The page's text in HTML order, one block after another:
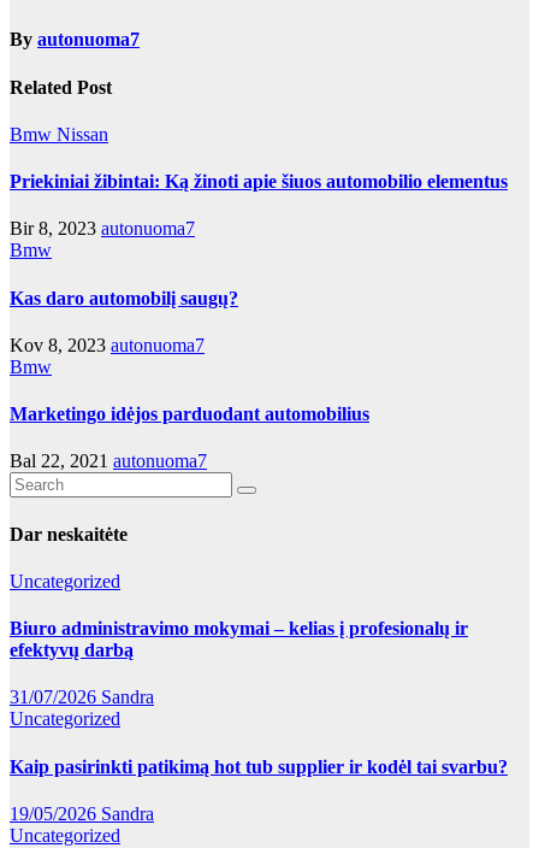
By autonuoma7
Related Post
Bmw Nissan
Priekiniai žibintai: Ką žinoti apie šiuos automobilio elementus
Bir 8, 2023 autonuoma7
Bmw
Kas daro automobilį saugų?
Kov 8, 2023 autonuoma7
Bmw
Marketingo idėjos parduodant automobilius
Bal 22, 2021 autonuoma7
Dar neskaitėte
Uncategorized
Biuro administravimo mokymai – kelias į profesionalų ir
efektyvų darbą
31/07/2026 Sandra
Uncategorized
Kaip pasirinkti patikimą hot tub supplier ir kodėl tai svarbu?
19/05/2026 Sandra
Uncategorized